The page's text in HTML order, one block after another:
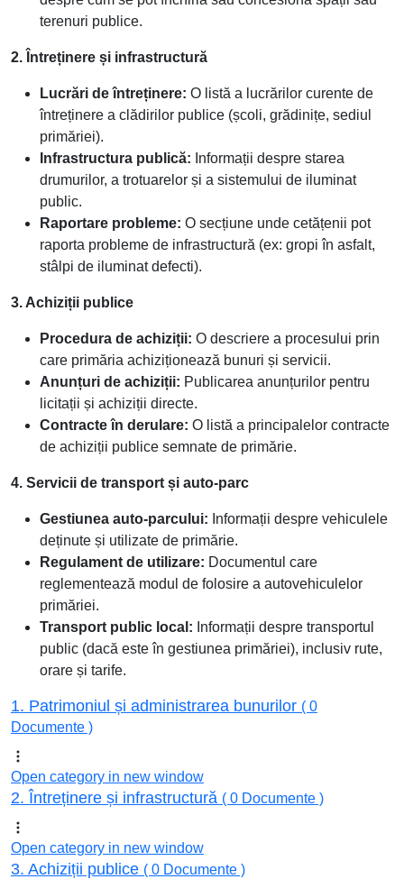
terenuri publice.
2. Întreținere și infrastructură
Lucrări de întreținere: O listă a lucrărilor curente de
întreținere a clădirilor publice (școli, grădinițe, sediul
primăriei).
Infrastructura publică: Informații despre starea
drumurilor, a trotuarelor și a sistemului de iluminat
public.
Raportare probleme: O secțiune unde cetățenii pot
raporta probleme de infrastructură (ex: gropi în asfalt,
stâlpi de iluminat defecti).
3. Achiziții publice
Procedura de achiziții: O descriere a procesului prin
care primăria achiziționează bunuri și servicii.
Anunțuri de achiziții: Publicarea anunțurilor pentru
licitații și achiziții directe.
Contracte în derulare: O listă a principalelor contracte
de achiziții publice semnate de primărie.
4. Servicii de transport și auto-parc
Gestiunea auto-parcului: Informații despre vehiculele
deținute și utilizate de primărie.
Regulament de utilizare: Documentul care
reglementează modul de folosire a autovehiculelor
primăriei.
Transport public local: Informații despre transportul
public (dacă este în gestiunea primăriei), inclusiv rute,
orare și tarife.
1. Patrimoniul și administrarea bunurilor ( 0
Documente )
Open category in new window
2. Întreținere și infrastructură ( 0 Documente )
Open category in new window
3. Achiziții publice ( 0 Documente )